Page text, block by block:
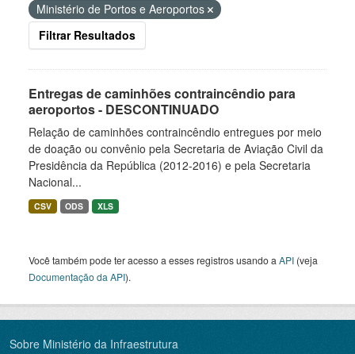
Ministério de Portos e Aeroportos
Filtrar Resultados
Entregas de caminhões contraincêndio para
aeroportos - DESCONTINUADO
Relação de caminhões contraincêndio entregues por meio
de doação ou convênio pela Secretaria de Aviação Civil da
Presidência da República (2012-2016) e pela Secretaria
Nacional...
CSV ODS XLS
Você também pode ter acesso a esses registros usando a API (veja
Documentação da API).
Sobre Ministério da Infraestrutura